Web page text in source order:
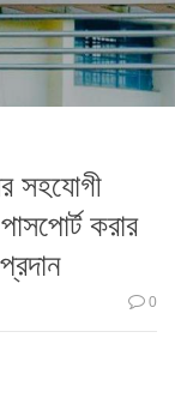
সহযোগী
করার
0